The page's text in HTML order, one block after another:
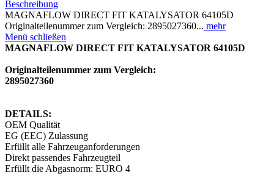
Beschreibung
MAGNAFLOW DIRECT FIT KATALYSATOR 64105D
Originalteilenummer zum Vergleich: 2895027360... mehr
Menü schließen
MAGNAFLOW DIRECT FIT KATALYSATOR 64105D
Originalteilenummer zum Vergleich:
2895027360
DETAILS:
OEM Qualität
EG (EEC) Zulassung
Erfüllt alle Fahrzeuganforderungen
Direkt passendes Fahrzeugteil
Erfüllt die Abgasnorm: EURO 4